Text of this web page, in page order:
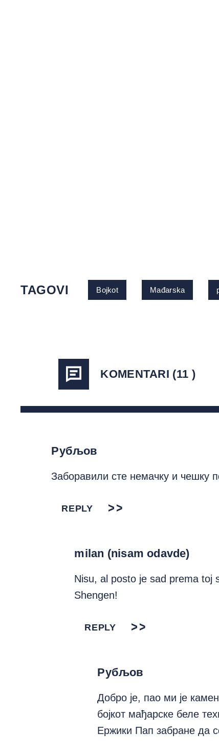
TAGOVI Bojkot Mađarska
KOMENTARI (11 )
Рубљов
Заборавили сте немачку и чешку
REPLY
milan (nisam odavde)
Nisu, al posto je sad prema toj
Shengen!
REPLY
Рубљов
Добро је, пао ми је
бојкот мађарске беле
Ержики Пап забране да